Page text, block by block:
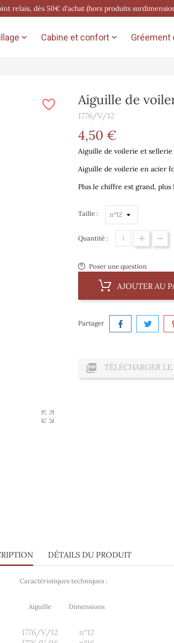
relais, dès 50€ d'achat (hors produits
 Cabine et confort  Gréement
Aiguille de
1776/V/12
4,50 €
Aiguille de voilerie et
Aiguille de voilerie en acier
Plus le chiffre est grand, plus
Taille :
Quantité :
Poser une question
AJOUTER AU
Partager
 TÉLÉCHARGER
DÉTAILS DU PRODUIT
Caractéristiques techniques :
Aiguille Dimensions
1776/V/12
n°12